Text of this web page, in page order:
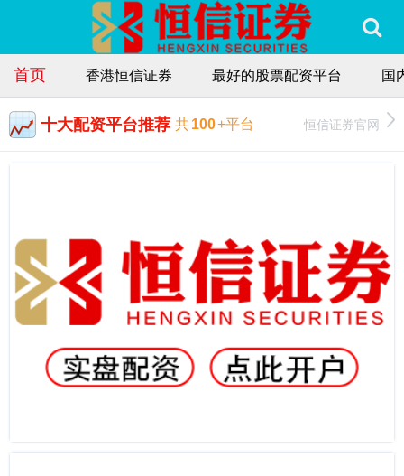
首页 香港恒信证券 最好的股票配资平台 国
十大配资平台推荐 共100+平台 恒信证券官网